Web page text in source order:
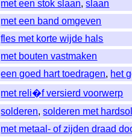
met een stok slaan,slaan
met een band omgeven
fles met korte wijde hals
met bouten vastmaken
een goed hart toedragen, het
met reli�f versierd voorwerp
solderen,solderen met
met metaal- of zijden draad